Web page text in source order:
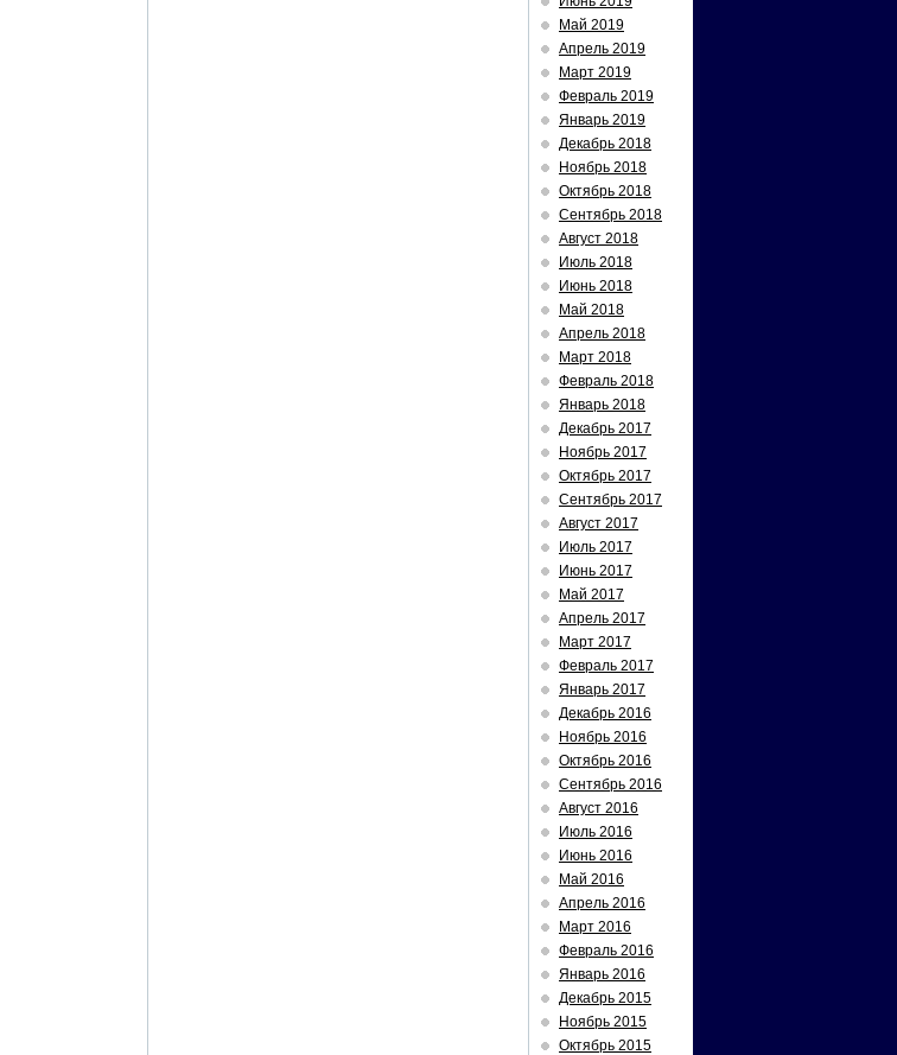
Май 2019
Апрель 2019
Март 2019
Февраль 2019
Январь 2019
Декабрь 2018
Ноябрь 2018
Октябрь 2018
Сентябрь 2018
Август 2018
Июль 2018
Июнь 2018
Май 2018
Апрель 2018
Март 2018
Февраль 2018
Январь 2018
Декабрь 2017
Ноябрь 2017
Октябрь 2017
Сентябрь 2017
Август 2017
Июль 2017
Июнь 2017
Май 2017
Апрель 2017
Март 2017
Февраль 2017
Январь 2017
Декабрь 2016
Ноябрь 2016
Октябрь 2016
Сентябрь 2016
Август 2016
Июль 2016
Июнь 2016
Май 2016
Апрель 2016
Март 2016
Февраль 2016
Январь 2016
Декабрь 2015
Ноябрь 2015
Октябрь 2015